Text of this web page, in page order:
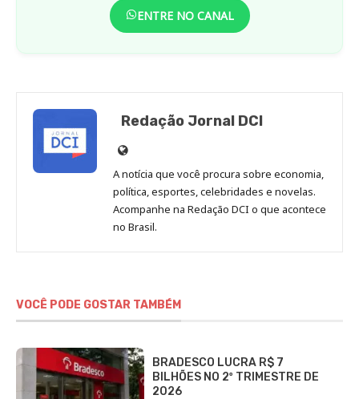
ENTRE NO CANAL
Redação Jornal DCI
Site
de
Redação
Jornal
DCI
A notícia que você procura sobre economia,
política, esportes, celebridades e novelas.
Acompanhe na Redação DCI o que acontece
no Brasil.
VOCÊ PODE GOSTAR TAMBÉM
BRADESCO LUCRA R$ 7
BILHÕES NO 2º TRIMESTRE DE
2026